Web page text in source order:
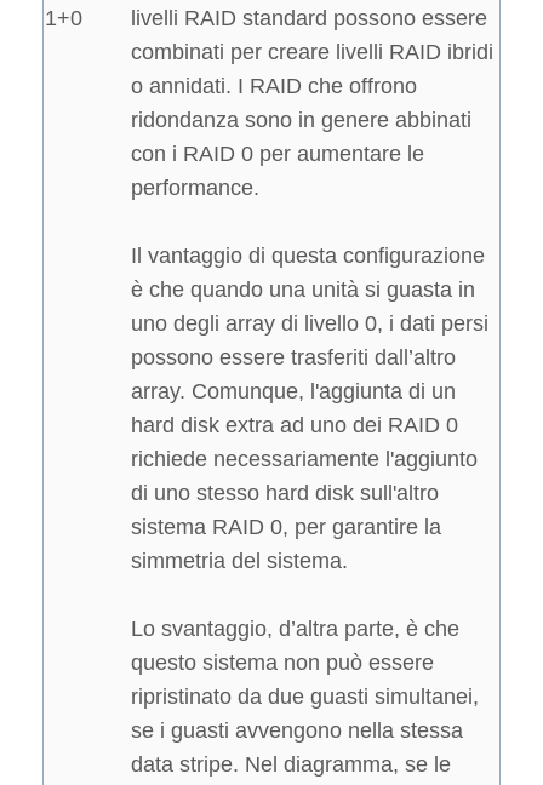
1+0
livelli RAID standard possono essere
combinati per creare livelli RAID ibridi
o annidati. I RAID che offrono
ridondanza sono in genere abbinati
con i RAID 0 per aumentare le
performance.
Il vantaggio di questa configurazione
è che quando una unità si guasta in
uno degli array di livello 0, i dati persi
possono essere trasferiti dall’altro
array. Comunque, l'aggiunta di un
hard disk extra ad uno dei RAID 0
richiede necessariamente l'aggiunto
di uno stesso hard disk sull'altro
sistema RAID 0, per garantire la
simmetria del sistema.
Lo svantaggio, d’altra parte, è che
questo sistema non può essere
ripristinato da due guasti simultanei,
se i guasti avvengono nella stessa
data stripe. Nel diagramma, se le